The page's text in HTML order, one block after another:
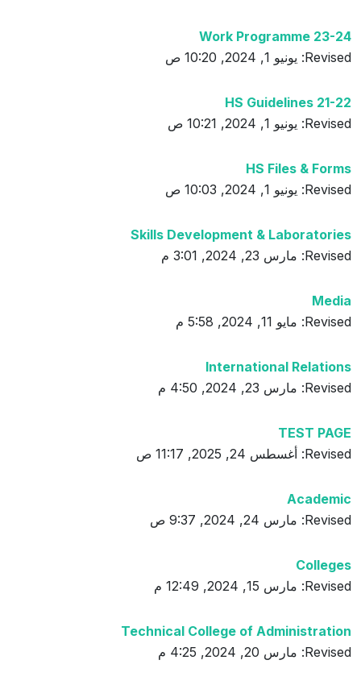
Work Programme 23-24
Revised: يونيو 1, 2024, 10:20 ص
HS Guidelines 21-22
Revised: يونيو 1, 2024, 10:21 ص
HS Files & Forms
Revised: يونيو 1, 2024, 10:03 ص
Skills Development & Laboratories
Revised: مارس 23, 2024, 3:01 م
Media
Revised: مايو 11, 2024, 5:58 م
International Relations
Revised: مارس 23, 2024, 4:50 م
TEST PAGE
Revised: أغسطس 24, 2025, 11:17 ص
Academic
Revised: مارس 24, 2024, 9:37 ص
Colleges
Revised: مارس 15, 2024, 12:49 م
Technical College of Administration
Revised: مارس 20, 2024, 4:25 م